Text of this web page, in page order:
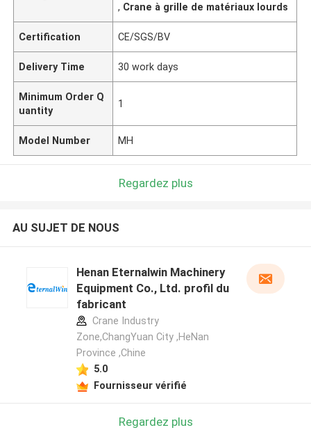
, Crane à grille de matériaux lourds
Certification CE/SGS/BV
Delivery Time 30 work days
Minimum Order Q
uantity
1
Model Number MH
Regardez plus
AU SUJET DE NOUS
Henan Eternalwin Machinery
Equipment Co., Ltd. profil du
fabricant
Crane Industry
Zone,ChangYuan City ,HeNan
Province ,Chine
5.0
Fournisseur vérifié
Regardez plus